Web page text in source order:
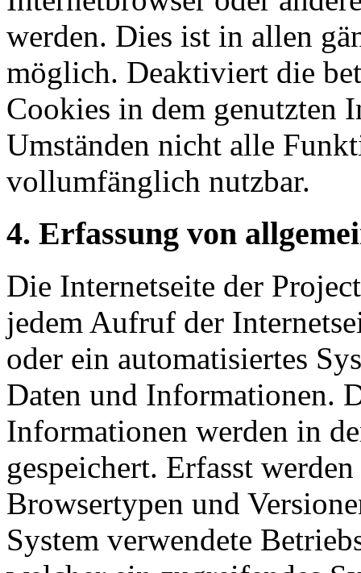
werden. Dies ist in allen
möglich. Deaktiviert die
Cookies in dem genutzten
Umständen nicht alle
vollumfänglich nutzbar.
4. Erfassung von
Die Internetseite der
jedem Aufruf der
oder ein automatisiertes
Daten und Informationen.
Informationen werden in
gespeichert. Erfasst
Browsertypen und
System verwendete